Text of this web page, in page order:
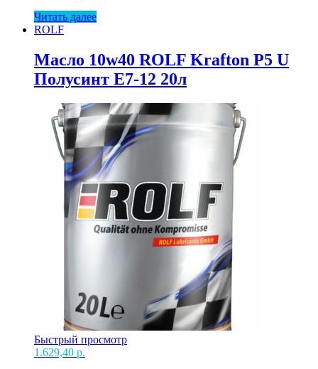
ROLF
TDTO
металл
Читать далее
ROLF
Масло 10w40 ROLF Krafton P5 U
Полусинт E7-12 20л
Быстрый просмотр
1.629,40 р.